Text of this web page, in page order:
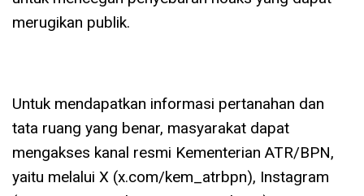
merugikan publik.
Untuk mendapatkan informasi pertanahan dan
tata ruang yang benar, masyarakat dapat
mengakses kanal resmi Kementerian ATR/BPN,
yaitu melalui X (x.com/kem_atrbpn), Instagram